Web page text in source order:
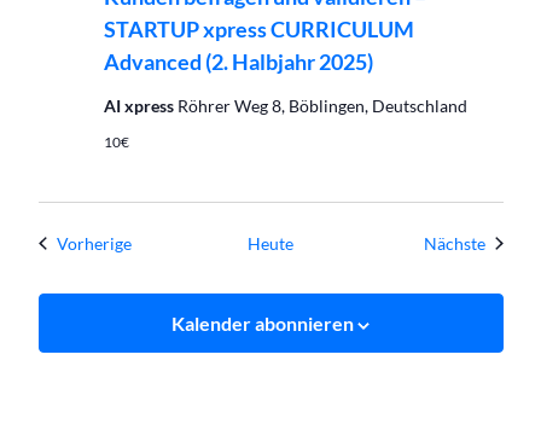
STARTUP xpress CURRICULUM
Advanced (2. Halbjahr 2025)
AI xpress Röhrer Weg 8, Böblingen, Deutschland
10€
VorherigeVeranstaltungenHeute Nächste
Kalender abonnieren